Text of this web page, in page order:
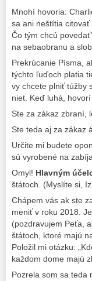
Mnohí hovoria:
sa ani neštítia citovať
Čo tým chcú
na sebaobranu a
Prekrúcanie Písma,
týchto ľuďoch platia
vy chcete plniť túžby
niet. Keď luhá,
Ste za zákaz zbraní,
Ste teda aj za zákaz
Určite mi budete
sú vyrobené na
Omyl! Hlavným
štátoch. (Myslíte si,
Chápem vás ak ste
meniť v roku 2018.
(pozdravujem Peťa,
štátoch, ktoré majú
Položil mi otázku:
každom dome majú
Pozrela som sa teda